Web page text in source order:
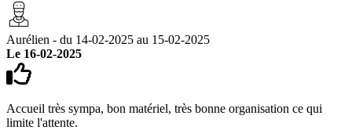
Aurélien - du 14-02-2025 au 15-02-2025
Le 16-02-2025
Accueil très sympa, bon matériel, très bonne organisation ce qui
limite l'attente.